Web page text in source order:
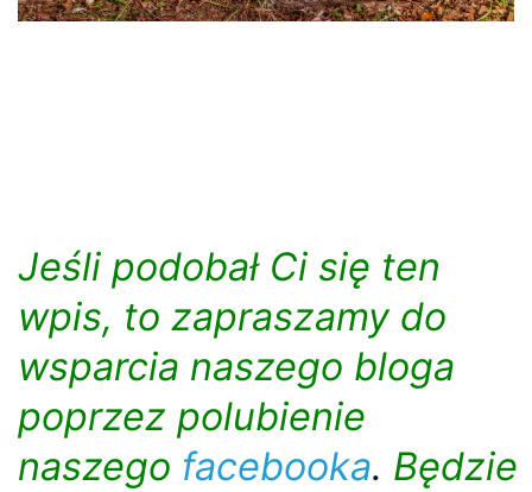
Jeśli podobał Ci się ten
wpis, to zapraszamy do
wsparcia naszego bloga
poprzez polubienie
naszego facebooka. Będzie